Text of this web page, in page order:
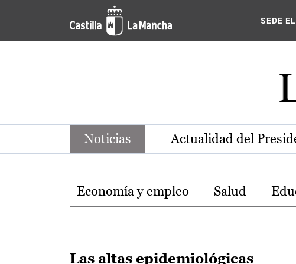
Pasar al contenido principal
Noticias de la región de SEDE
Noticias Actualidad del
Temas
Economía y empleo Salud
Las altas epidemiológicas